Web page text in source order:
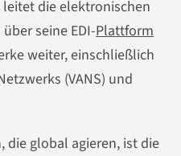
leitet die elektronischen
seine EDI-Plattform
weiter, einschließlich
(VANS) und
die global agieren, ist die